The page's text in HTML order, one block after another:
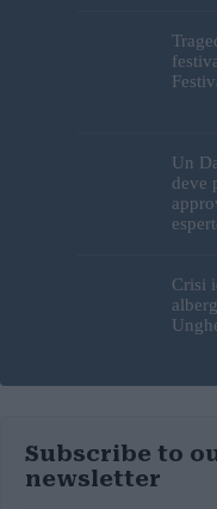
Un
deve
Crisi
Subscribe to
newsletter